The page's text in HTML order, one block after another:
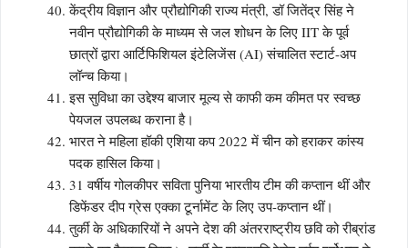
केंद्रीय विज्ञान और प्रौद्योगिकी राज्य मंत्री, डॉ जितेंद्र सिंह ने
नवीन प्रौद्योगिकी के माध्यम से जल शोधन के लिए IIT के पूर्व
छात्रों द्वारा आर्टिफिशियल इंटेलिजेंस (AI) संचालित स्टार्ट-अप
लॉन्च किया।
इस सुविधा का उद्देश्य बाजार मूल्य से काफी कम कीमत पर स्वच्छ
पेयजल उपलब्ध कराना है।
भारत ने महिला हॉकी एशिया कप 2022 में चीन को हराकर कांस्य
पदक हासिल किया।
31 वर्षीय गोलकीपर सविता पुनिया भारतीय टीम की कप्तान थीं और
डिफेंडर दीप ग्रेस एक्का टूर्नामेंट के लिए उप-कप्तान थीं।
तुर्की के अधिकारियों ने अपने देश की अंतरराष्ट्रीय छवि को रीब्रांड